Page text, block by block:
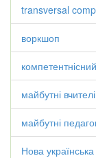
transversal
воркшоп
майбутні вчителі
майбутні
Нова